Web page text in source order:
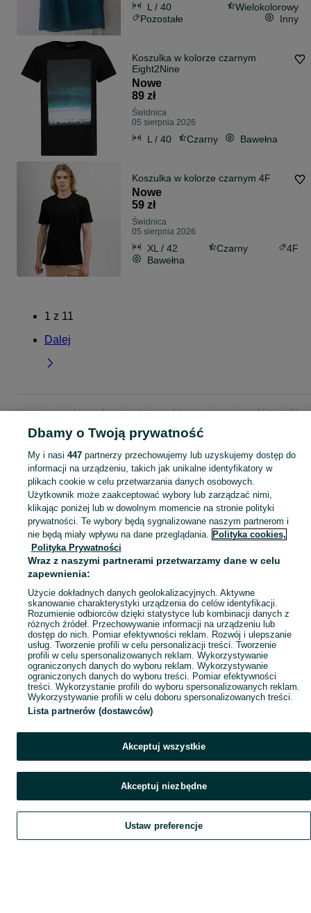
L / 40
Wielokolorowy
Pozostałe
Inny
Koszulka w kolorze czarnym
Eight2Nine
Nowe
89 zł
Świdnica
05 sierpnia 2026
L / 40 Czarny Bawełna
Koszulka w kolorze czarnym 4F
Nowe
59 zł
Świdnica
05 sierpnia 2026
XL / 42 Czarny
4F
Bawełna
1 z 11
Dalej
Strona główna Moda Ubrania damskie T-shirty i podkoszulki T-shirty
T-
KATEGORIA
Szeroki wybór t-shirtów damskich Świdnica ▶️ z nadrukiem, oversize i kolorowe ✅ Nowe i używane w dobrych cenach ✌ Sprawdź oferty na OLX.pl! Zobacz
Mapa kategorii
Mapa miejscowości
Mapa ministron
Popularne wyszukiwania
Szukaj Obserwujesz Dodaj Czat Konto
Dbamy o Twoją prywatność
My i nasi 447partnerzy przechowujemy lub uzyskujemy dostęp do
informacji na urządzeniu, takich jak unikalne identyfikatory w
plikach cookie w celu przetwarzania danych osobowych.
Użytkownik może zaakceptować wybory lub zarządzać nimi,
klikając poniżej lub w dowolnym momencie na stronie polityki
prywatności. Te wybory będą sygnalizowane naszym partnerom i
nie będą miały wpływu na dane przeglądania. Polityka cookies,
Polityka Prywatności
Wraz z naszymi partnerami przetwarzamy dane w celu
zapewnienia:
Użycie dokładnych danych geolokalizacyjnych. Aktywne
skanowanie charakterystyki urządzenia do celów identyfikacji.
Rozumienie odbiorców dzięki statystyce lub kombinacji danych z
różnych źródeł. Przechowywanie informacji na urządzeniu lub
dostęp do nich. Pomiar efektywności reklam. Rozwój i ulepszanie
usług. Tworzenie profili w celu personalizacji treści. Tworzenie
profili w celu spersonalizowanych reklam. Wykorzystywanie
ograniczonych danych do wyboru reklam. Wykorzystywanie
ograniczonych danych do wyboru treści. Pomiar efektywności
treści. Wykorzystanie profili do wyboru spersonalizowanych reklam.
Wykorzystywanie profili w celu doboru spersonalizowanych treści.
Lista partnerów (dostawców)
Akceptuj wszystkie
Akceptuj niezbędne
Ustaw preferencje